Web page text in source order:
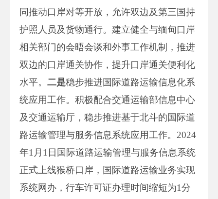
同推动口岸对等开放，允许双边及第三国持
护照人员及货物通行。建立健全与缅甸口岸
相关部门的会晤会谈和外事工作机制，推进
双边的口岸通关协作，提升口岸通关便利化
水平。 二是稳步推进国际道路运输信息化系
统应用工作。积极配合交通运输部信息中心
及交通运输厅，稳步推进基于北斗的国际道
路运输管理与服务信息系统应用工作。2024
年1月1日国际道路运输管理与服务信息系统
正式上线猴桥口岸，国际道路运输业务实现
系统网办，行车许可证办理时间缩短为1分